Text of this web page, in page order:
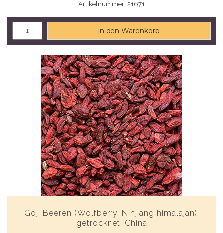
Artikelnummer: 21671
in den Warenkorb
Goji Beeren (Wolfberry, Ninjiang himalajan),
getrocknet, China